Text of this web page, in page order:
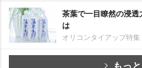
茶葉で一目瞭然の浸
は
オリコンタイアップ特集
もっ